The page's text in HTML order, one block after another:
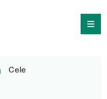
Cele